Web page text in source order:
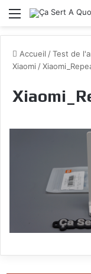
Menu
Accueil /Test de
Xiaomi /